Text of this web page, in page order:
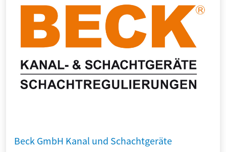
Beck GmbH Kanal und Schachtgeräte